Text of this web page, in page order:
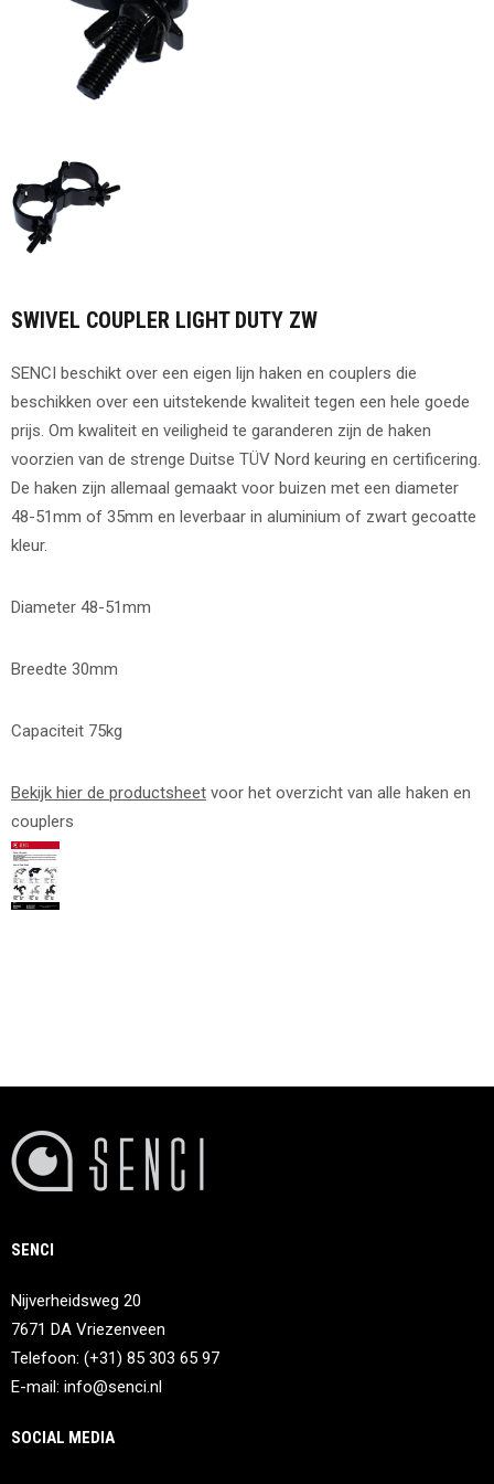
SWIVEL COUPLER LIGHT DUTY ZW
SENCI beschikt over een eigen lijn haken en couplers die
beschikken over een uitstekende kwaliteit tegen een hele goede
prijs. Om kwaliteit en veiligheid te garanderen zijn de haken
voorzien van de strenge Duitse TÜV Nord keuring en certificering.
De haken zijn allemaal gemaakt voor buizen met een diameter
48-51mm of 35mm en leverbaar in aluminium of zwart gecoatte
kleur.
Diameter 48-51mm
Breedte 30mm
Capaciteit 75kg
Bekijk hier de productsheet voor het overzicht van alle haken en
couplers
SENCI
Nijverheidsweg 20
7671 DA Vriezenveen
Telefoon: (+31) 85 303 65 97
E-mail: info@senci.nl
SOCIAL MEDIA